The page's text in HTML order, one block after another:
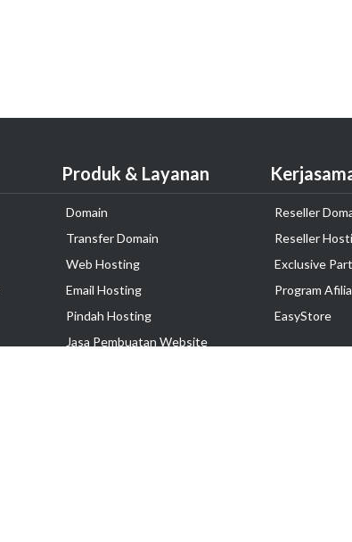
Produk & Layanan
Domain
Transfer Domain
Web Hosting
Email Hosting
Pindah Hosting
Jasa Pembuatan Website
Reseller
Reseller
Exclusive
Program
EasyStore